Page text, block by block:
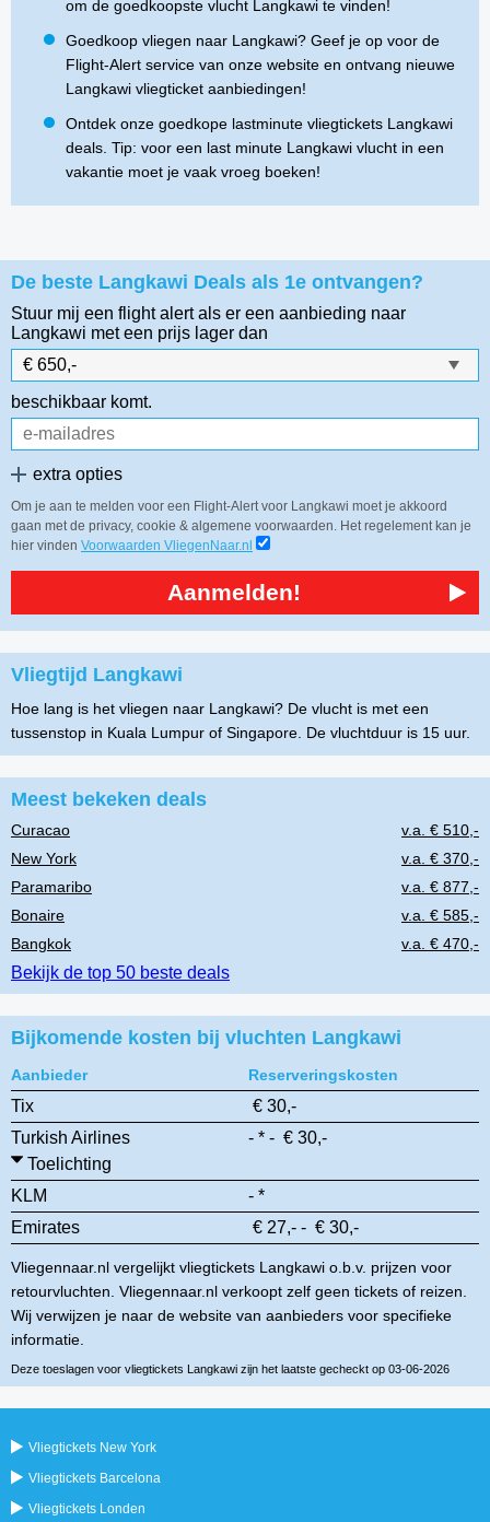
om de goedkoopste vlucht Langkawi te vinden!
Goedkoop vliegen naar Langkawi? Geef je op voor de
Flight-Alert service van onze website en ontvang nieuwe
Langkawi vliegticket aanbiedingen!
Ontdek onze goedkope lastminute vliegtickets Langkawi
deals. Tip: voor een last minute Langkawi vlucht in een
vakantie moet je vaak vroeg boeken!
De beste Langkawi Deals als 1e ontvangen?
Stuur mij een flight alert als er een aanbieding naar
Langkawi met een prijs lager dan
beschikbaar komt.
extra opties
Om je aan te melden voor een Flight-Alert voor Langkawi moet je akkoord
gaan met de privacy, cookie & algemene voorwaarden. Het regelement kan je
hier vinden Voorwaarden VliegenNaar.nl
Aanmelden!
Vliegtijd Langkawi
Hoe lang is het vliegen naar Langkawi? De vlucht is met een
tussenstop in Kuala Lumpur of Singapore. De vluchtduur is 15 uur.
Meest bekeken deals
Curacao
v.a. € 510,-
New York
v.a. € 370,-
Paramaribo
v.a. € 877,-
Bonaire
v.a. € 585,-
Bangkok
v.a. € 470,-
Bekijk de top 50 beste deals
Bijkomende kosten bij vluchten Langkawi
Aanbieder Reserveringskosten
Tix
€ 30,-
Turkish Airlines
- * - € 30,-
Toelichting
KLM
- *
Emirates
€ 27,- - € 30,-
Vliegennaar.nl vergelijkt vliegtickets Langkawi o.b.v. prijzen voor
retourvluchten. Vliegennaar.nl verkoopt zelf geen tickets of reizen.
Wij verwijzen je naar de website van aanbieders voor specifieke
informatie.
Deze toeslagen voor vliegtickets Langkawi zijn het laatste gecheckt op 03-06-2026
Vliegtickets New York
Vliegtickets Barcelona
Vliegtickets Londen